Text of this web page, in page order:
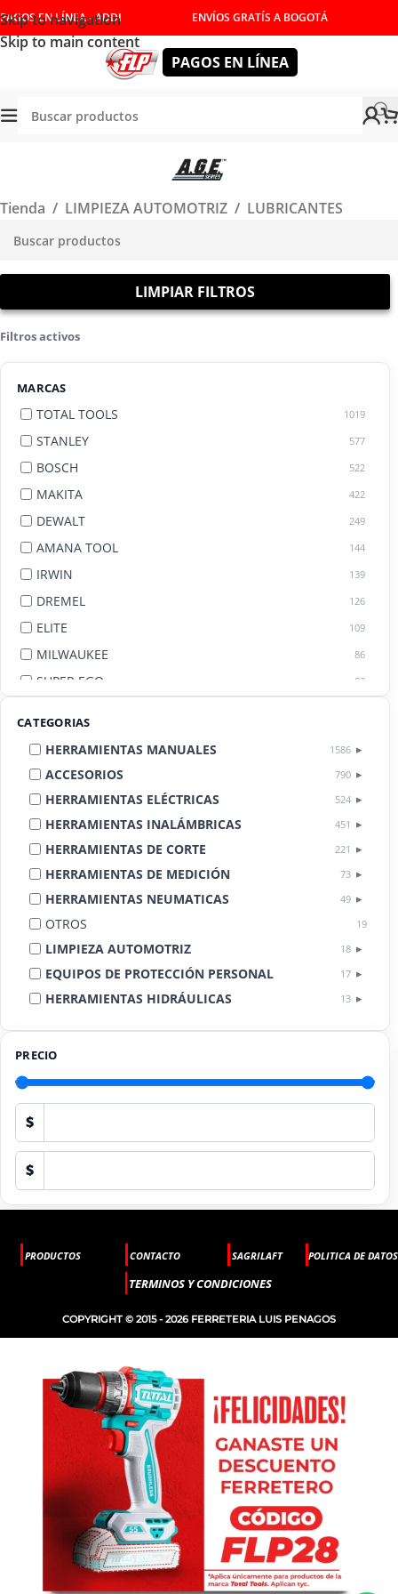
Skip to navigation
Skip to main content
PAGOS EN LÍNEA - ADDI ENVÍOS GRATÍS A BOGOTÁ
PAGOS EN LÍNEA
Tienda / LIMPIEZA AUTOMOTRIZ / LUBRICANTES
LIMPIAR FILTROS
Filtros activos
MARCAS
TOTAL TOOLS 1019
STANLEY 577
BOSCH 522
MAKITA 422
DEWALT 249
AMANA TOOL 144
IRWIN 139
DREMEL 126
ELITE 109
MILWAUKEE 86
SUPER EGO 82
CATEGORIAS
HERRAMIENTAS MANUALES 1586
ACCESORIOS 790
HERRAMIENTAS ELÉCTRICAS 524
HERRAMIENTAS INALÁMBRICAS 451
HERRAMIENTAS DE CORTE 221
HERRAMIENTAS DE MEDICIÓN 73
HERRAMIENTAS NEUMATICAS 49
OTROS 19
LIMPIEZA AUTOMOTRIZ 18
EQUIPOS DE PROTECCIÓN PERSONAL 17
HERRAMIENTAS HIDRÁULICAS 13
PRECIO
$
$
PRODUCTOS CONTACTO SAGRILAFT POLITICA DE DATOS
TERMINOS Y CONDICIONES
COPYRIGHT © 2015 - 2026 FERRETERIA LUIS PENAGOS